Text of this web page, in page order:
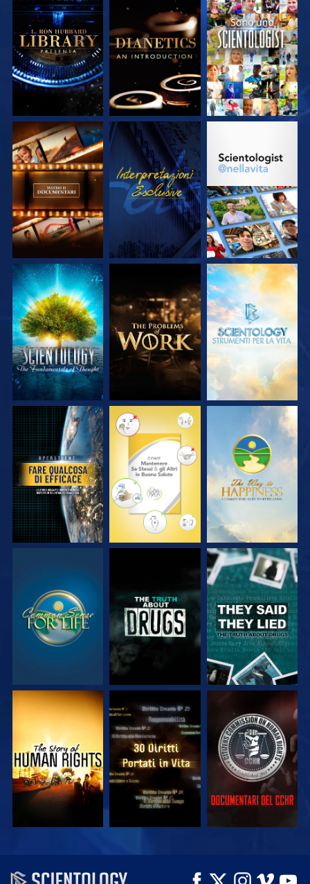
ESPLORA LE
SERIE
ESPLORA LE
SERIE
GUARDA
ESPLORA LE
SERIE
GUARDA
ESPLORA LE
ESPLORA LE
SERIE
ESPLORA LE
SERIE
ESPLORA LE
SERIE
GUARDA GUARDA GUARDA
GUARDA GUARDA GUARDA
GUARDA GUARDA GUARDA
GUARDA
ESPLORA LE